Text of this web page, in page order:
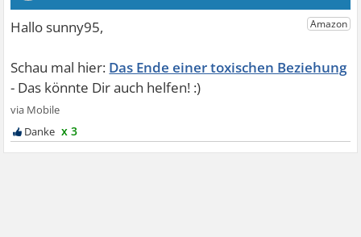
Das Ende einer toxischen Beziehung
x 3